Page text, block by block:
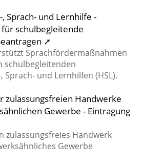
Sprach- und Lernhilfe -
schulbegleitende
➚
Sprachfördermaßnahmen
schulbegleitenden
Sprach- und Lernhilfen (HSL).
zulassungsfreien Handwerke
Gewerbe - Eintragung
zulassungsfreies Handwerk
Gewerbe